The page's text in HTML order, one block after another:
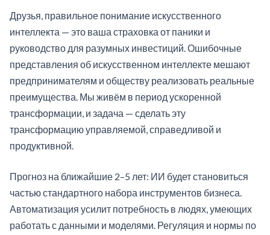
Друзья, правильное понимание искусственного
интеллекта — это ваша страховка от паники и
руководство для разумных инвестиций. Ошибочные
представления об искусственном интеллекте мешают
предпринимателям и обществу реализовать реальные
преимущества. Мы живём в период ускоренной
трансформации, и задача — сделать эту
трансформацию управляемой, справедливой и
продуктивной.
Прогноз на ближайшие 2–5 лет: ИИ будет становиться
частью стандартного набора инструментов бизнеса.
Автоматизация усилит потребность в людях, умеющих
работать с данными и моделями. Регуляция и нормы по